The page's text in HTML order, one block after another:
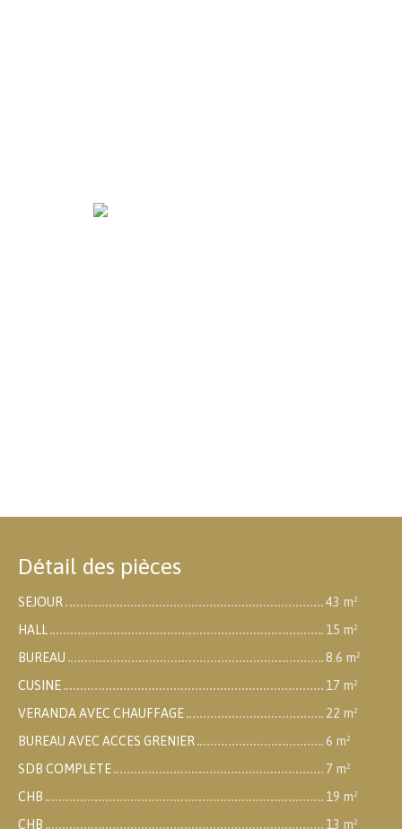
Détail des pièces
SEJOUR
43 m²
HALL
15 m²
BUREAU
8.6 m²
CUSINE
17 m²
VERANDA AVEC CHAUFFAGE
22 m²
BUREAU AVEC ACCES GRENIER
6 m²
SDB COMPLETE
7 m²
CHB
19 m²
CHB
13 m²